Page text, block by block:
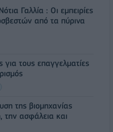
Γαλλία : Οι εμπειρίες
από τα πύρινα
τους επαγγελματίες
της βιομηχανίας
την ασφάλεια και